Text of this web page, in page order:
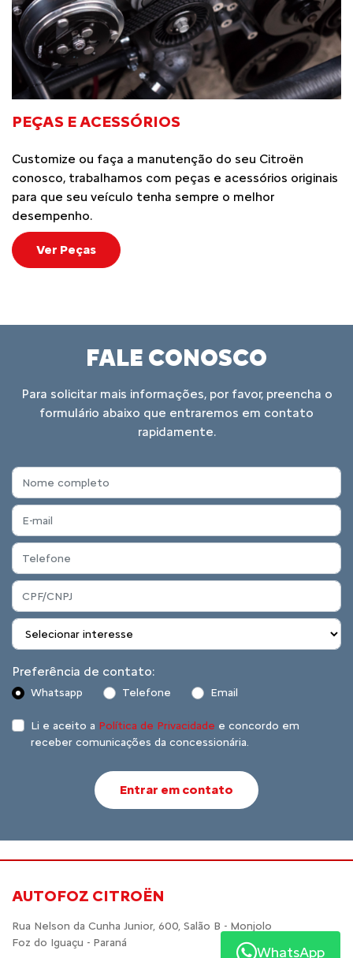
PEÇAS E ACESSÓRIOS
Customize ou faça a manutenção do seu Citroën
conosco, trabalhamos com peças e acessórios originais
para que seu veículo tenha sempre o melhor
desempenho.
Ver Peças
FALE CONOSCO
Para solicitar mais informações, por favor, preencha o
formulário abaixo que entraremos em contato
rapidamente.
Preferência de contato:
Whatsapp Telefone Email
Li e aceito a Política de Privacidade e concordo em
receber comunicações da concessionária.
Entrar em contato
AUTOFOZ CITROËN
Rua Nelson da Cunha Junior, 600, Salão B - Monjolo
Foz do Iguaçu - Paraná
WhatsApp